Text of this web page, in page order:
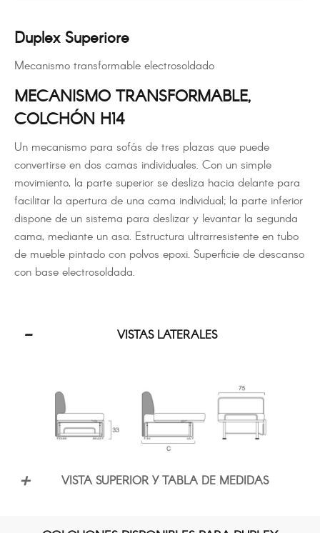
Duplex Superiore
Mecanismo transformable electrosoldado
MECANISMO TRANSFORMABLE,
COLCHÓN H14
Un mecanismo para sofás de tres plazas que puede
convertirse en dos camas individuales. Con un simple
movimiento, la parte superior se desliza hacia delante para
facilitar la apertura de una cama individual; la parte inferior
dispone de un sistema para deslizar y levantar la segunda
cama, mediante un asa. Estructura ultrarresistente en tubo
de mueble pintado con polvos epoxi. Superficie de descanso
con base electrosoldada.
VISTAS LATERALES
VISTA SUPERIOR Y TABLA DE MEDIDAS